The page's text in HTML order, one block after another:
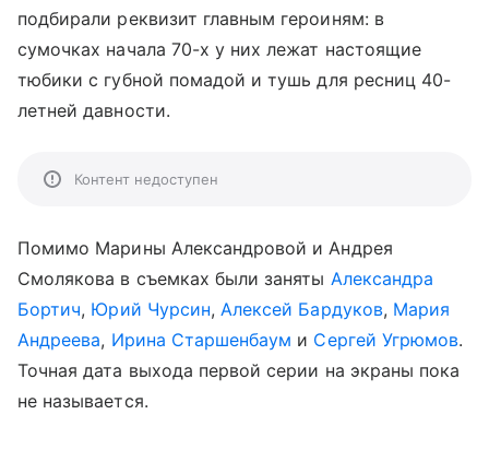
подбирали реквизит главным героиням: в
сумочках начала 70-х у них лежат настоящие
тюбики с губной помадой и тушь для ресниц 40-
летней давности.
Контент недоступен
Помимо Марины Александровой и Андрея
Смолякова в съемках были заняты Александра
Бортич, Юрий Чурсин, Алексей Бардуков, Мария
Андреева, Ирина Старшенбаум и Сергей Угрюмов.
Точная дата выхода первой серии на экраны пока
не называется.